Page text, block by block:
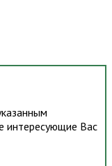
интересующие Вас